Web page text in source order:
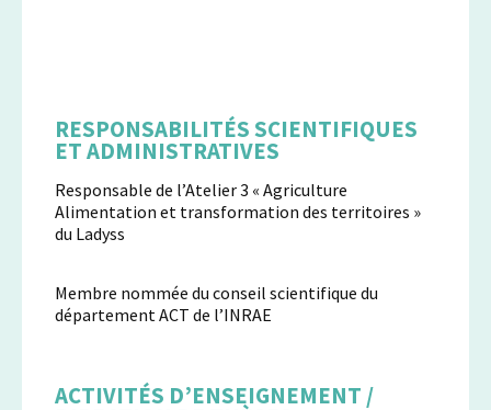
RESPONSABILITÉS SCIENTIFIQUES
ET ADMINISTRATIVES
Responsable de l’Atelier 3 « Agriculture
Alimentation et transformation des territoires »
du Ladyss
Membre nommée du conseil scientifique du
département ACT de l’INRAE
ACTIVITÉS D’ENSEIGNEMENT /